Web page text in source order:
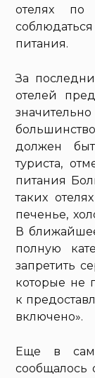
отелях
питания.
За
отелей
должен
туриста,
питания
таких
печенье,
В
полную
запретить
которые не
к
включено».
Еще в
сообщалось